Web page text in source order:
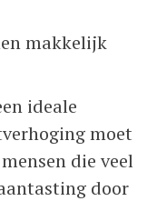
makkelijk
ideale
moet
die veel
door